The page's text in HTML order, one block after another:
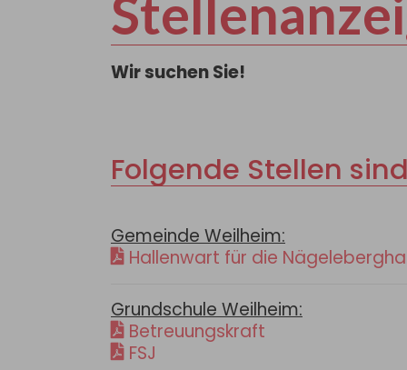
Wir suchen Sie!
Folgende Stellen
Gemeinde Weilheim:
Hallenwart für die
Grundschule Weilheim:
Betreuungskraft
FSJ